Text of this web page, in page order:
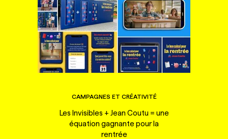
CAMPAGNES ET CRÉATIVITÉ
Les Invisibles + Jean Coutu = une
équation gagnante pour la
rentrée